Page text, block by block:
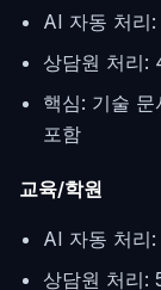
AI 자동 처리
상담원 처리:
핵심: 기술
포함
교육/학원
AI 자동 처리
상담원 처리: